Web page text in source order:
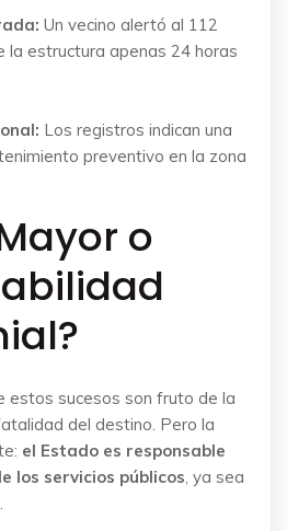
Un vecino alertó al 112
la estructura apenas 24 horas
Los registros indican una
preventivo en la zona
o
estos sucesos son fruto de la
del destino. Pero la
el Estado es responsable
los servicios públicos, ya sea